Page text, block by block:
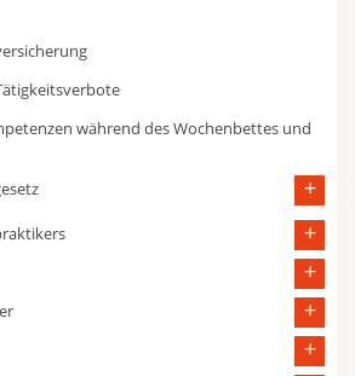
während des Wochenbettes und